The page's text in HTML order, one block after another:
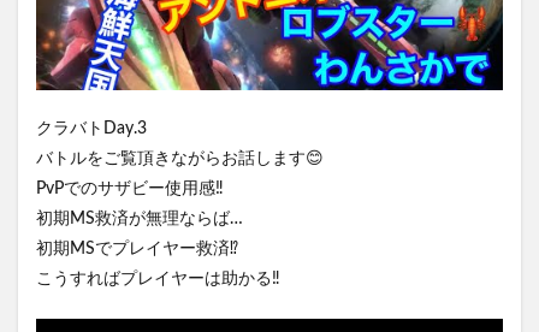
クラバトDay.3
バトルをご覧頂きながらお話します😊
PvPでのサザビー使用感‼️
初期MS救済が無理ならば…
初期MSでプレイヤー救済⁉️
こうすればプレイヤーは助かる‼️